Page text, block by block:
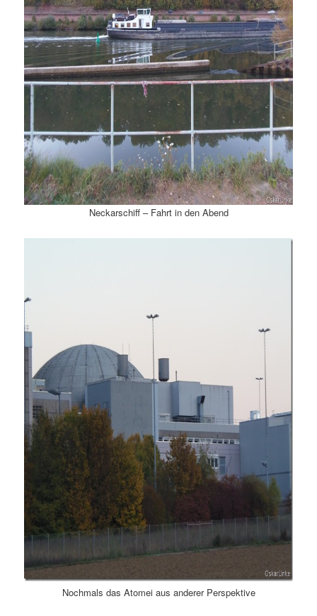
Neckarschiff – Fahrt in den Abend
Nochmals das Atomei aus anderer Perspektive